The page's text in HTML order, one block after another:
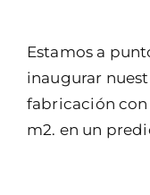
Estamos a
inaugurar
fabricación con
m2. en un